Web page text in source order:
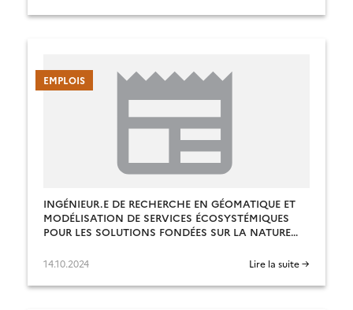
EMPLOIS
INGÉNIEUR.E DE RECHERCHE EN GÉOMATIQUE ET
MODÉLISATION DE SERVICES ÉCOSYSTÉMIQUES
POUR LES SOLUTIONS FONDÉES SUR LA NATURE
14.10.2024 Lire la suite →